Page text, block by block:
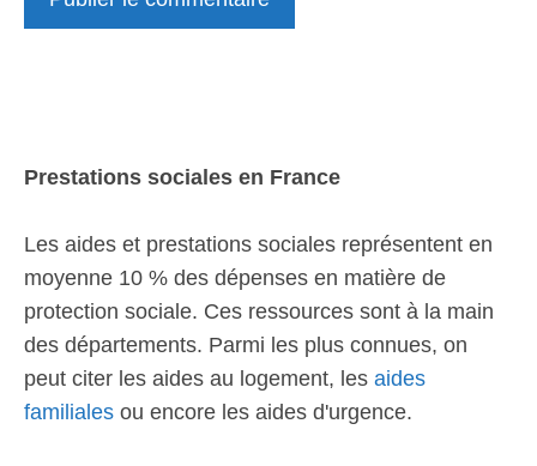
Prestations sociales en France
Les aides et prestations sociales représentent en
moyenne 10 % des dépenses en matière de
protection sociale. Ces ressources sont à la main
des départements. Parmi les plus connues, on
peut citer les aides au logement, les aides
familiales ou encore les aides d'urgence.